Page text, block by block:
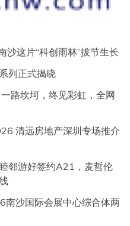
这片“科创雨林”拔节生长
列正式揭晓
路坎坷，终见彩虹，全网
清远房地产深圳专场推介
邻游好签约A21，麦哲伦
沙国际会展中心综合体两